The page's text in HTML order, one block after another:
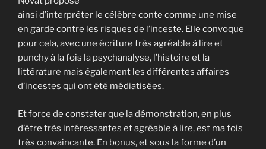
ainsi d’interpréter le célèbre conte comme une mise
en garde contre les risques de l’inceste. Elle convoque
pour cela, avec une écriture très agréable à lire et
punchy à la fois la psychanalyse, l’histoire et la
littérature mais également les différentes affaires
d’incestes qui ont été médiatisées.
Et force de constater que la démonstration, en plus
d’être très intéressantes et agréable à lire, est ma fois
très convaincante. En bonus, et sous la forme d’un